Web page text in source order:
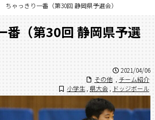
ちゃっきり一番（第30回 静岡県予選会）
番（第30回 静岡県予選
2021/04/06
その他
チーム紹介
小学生 県大会 , ドッジボール